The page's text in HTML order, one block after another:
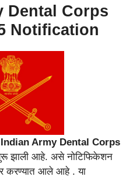
Dental Corps
Notification
Indian Army Dental Corps
झाली आहे. असे नोटिफिकेशन
करण्यात आले आहे . या